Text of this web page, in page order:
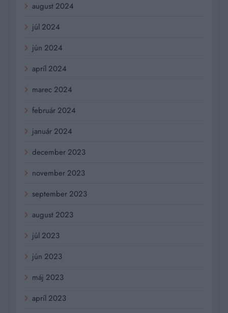
august 2024
júl 2024
jún 2024
apríl 2024
marec 2024
február 2024
január 2024
december 2023
november 2023
september 2023
august 2023
júl 2023
jún 2023
máj 2023
apríl 2023